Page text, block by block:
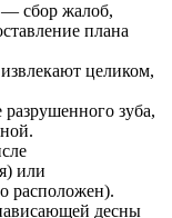
— сбор жалоб,
плана
целиком,
зуба,
или
расположен).
десны